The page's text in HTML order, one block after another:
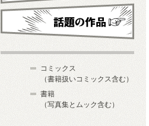
これから発売予定
コミックス
（書籍扱いコミックス含む）
書籍
（写真集とムック含む）